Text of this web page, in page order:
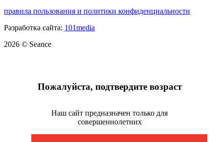
правила пользования и политики конфиденциальности
Разработка сайта: 101media
2026 © Seance
Пожалуйста, подтвердите возраст
Наш сайт предназначен только для
совершеннолетних